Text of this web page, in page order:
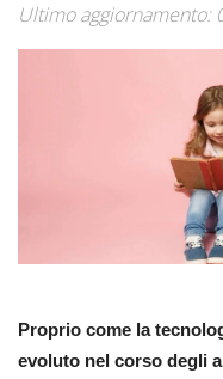
Ultimo aggiornamento:
Proprio come la
evoluto nel corso degli